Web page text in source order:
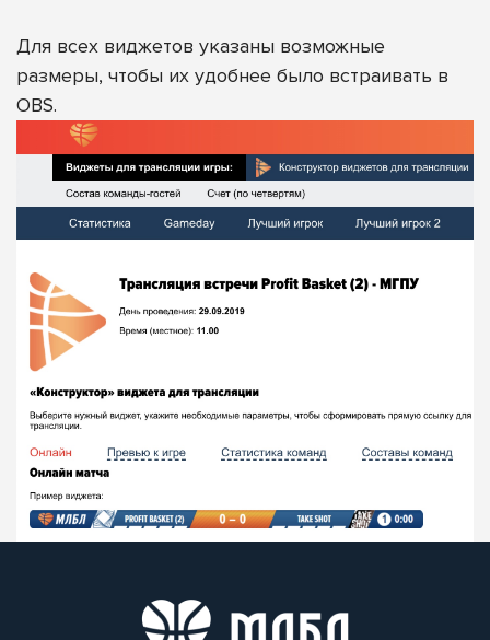
Для всех виджетов указаны возможные
размеры, чтобы их удобнее было встраивать в
OBS.